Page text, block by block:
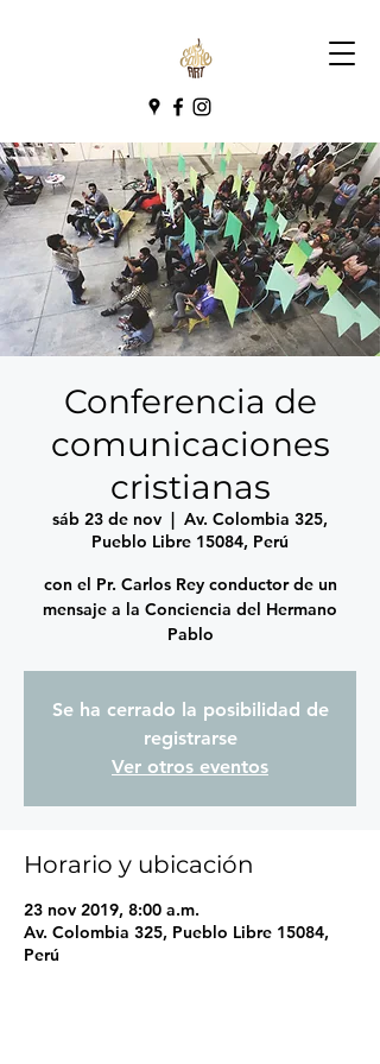
Conferencia de
comunicaciones
cristianas
sáb 23 de nov
  |
Av. Colombia 325,
Pueblo Libre 15084, Perú
con el Pr. Carlos Rey conductor de un
mensaje a la Conciencia del Hermano
Pablo
Se ha cerrado la posibilidad de
registrarse
Ver otros eventos
Horario y ubicación
23 nov 2019, 8:00 a.m.
Av. Colombia 325, Pueblo Libre 15084,
Perú